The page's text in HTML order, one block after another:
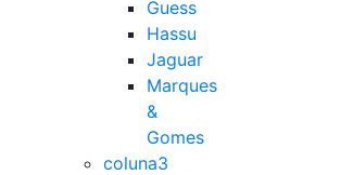
Guess
Hassu
Jaguar
Marques
&
Gomes
coluna3